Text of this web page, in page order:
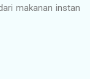
makanan instan